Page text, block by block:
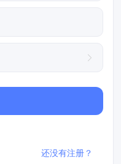
还没有注册？